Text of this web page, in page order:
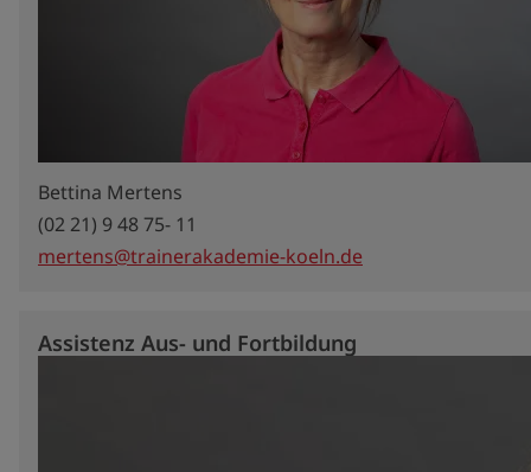
Bettina Mertens
(02 21) 9 48 75- 11
mertens@trainerakademie-koeln.de
Assistenz Aus- und Fortbildung